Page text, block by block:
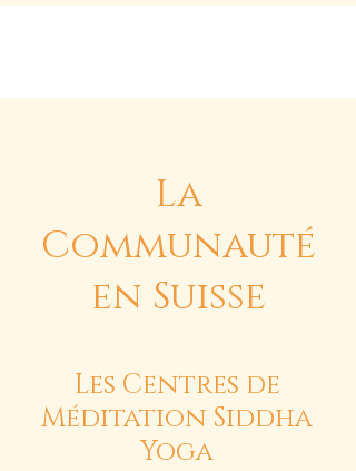
La
Communauté
en Suisse
Les Centres de
Méditation Siddha
Yoga